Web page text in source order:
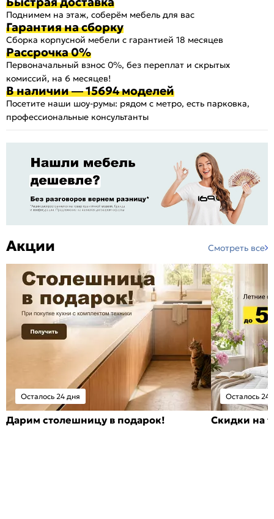
Поднимем на этаж, соберём мебель для вас
Гарантия на сборку
Сборка корпусной мебели с гарантией 18 месяцев
Рассрочка 0%
Первоначальный взнос 0%, без переплат и скрытых
комиссий, на 6 месяцев!
В наличии — 15694 моделей
Посетите наши шоу-румы: рядом с метро, есть парковка,
профессиональные консультанты
Акции Смотреть все
Осталось 24 дня
Дарим столешницу в подарок!
Осталось 24
Скидки на